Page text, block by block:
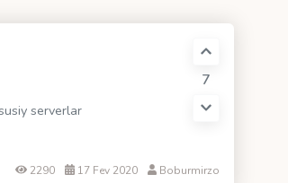
serverlar
7
2290 17 Fev 2020 Boburmirzo